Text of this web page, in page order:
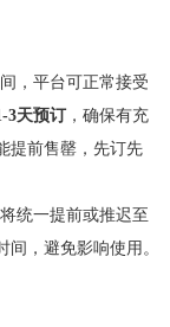
，平台可正常接受
3天预订，确保有充
提前售罄，先订先
统一提前或推迟至
，避免影响使用。